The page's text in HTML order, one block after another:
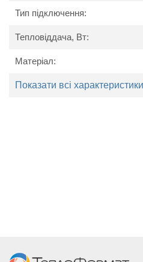
Тип
Підключення
Довжина, мм
Висота, мм
Вага, кг
Тип підключення:
Тепловіддача, Вт:
Матеріал:
Показати всі характеристики